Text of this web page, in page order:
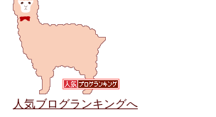
人気ブログランキングへ